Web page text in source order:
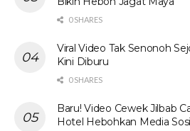
0 SHARES
Viral Video Tak Senonoh
Kini Diburu
0 SHARES
Baru! Video Cewek Jilbab
Hotel Hebohkan Media